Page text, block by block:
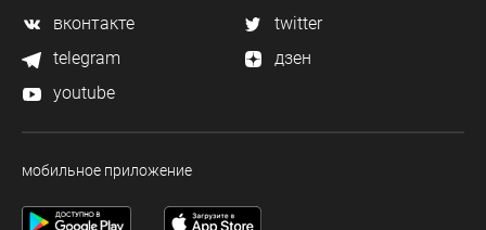
вконтакте
twitter
telegram
дзен
youtube
мобильное приложение